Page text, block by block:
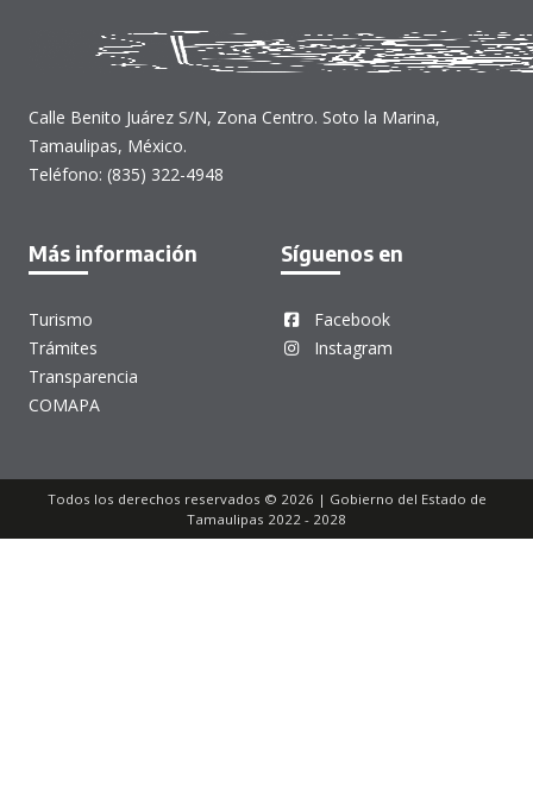
Calle Benito Juárez S/N, Zona Centro. Soto la Marina,
Tamaulipas, México.
Teléfono: (835) 322-4948
Más información
Turismo
Trámites
Transparencia
COMAPA
Síguenos en
Facebook
Instagram
Todos los derechos reservados © 2026 | Gobierno del Estado de
Tamaulipas 2022 - 2028